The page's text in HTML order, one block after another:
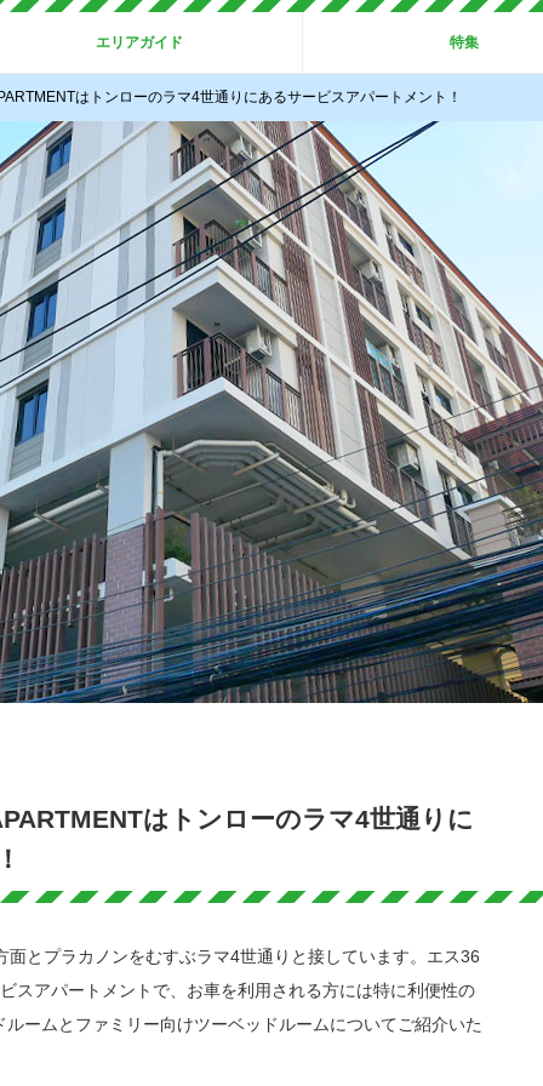
エリアガイド 特集
はトンローのラマ4世通りにあるサービスアパートメント！
はトンローのラマ4世通りに
とプラカノンをむすぶラマ4世通りと接しています。エス36
スアパートメントで、お車を利用される方には特に利便性の
ームとファミリー向けツーベッドルームについてご紹介いた